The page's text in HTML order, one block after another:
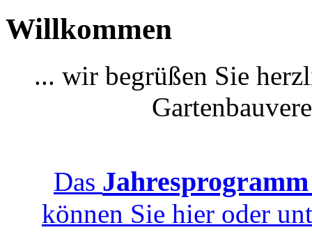
Willkommen
... wir begrüßen Sie
Das
können Sie hier oder